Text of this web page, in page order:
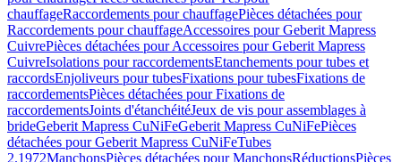
chauffageRaccordements pour chauffagePièces détachées pour
Raccordements pour chauffageAccessoires pour Geberit Mapress
CuivrePièces détachées pour Accessoires pour Geberit Mapress
CuivreIsolations pour raccordementsEtanchements pour tubes et
raccordsEnjoliveurs pour tubesFixations pour tubesFixations de
raccordementsPièces détachées pour Fixations de
raccordementsJoints d'étanchéitéJeux de vis pour assemblages à
brideGeberit Mapress CuNiFeGeberit Mapress CuNiFePièces
détachées pour Geberit Mapress CuNiFeTubes
2.1972ManchonsPièces détachées pour ManchonsRéductionsPièces